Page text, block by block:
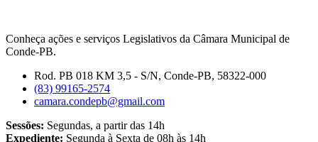
Conheça ações e serviços Legislativos da Câmara Municipal de
Conde-PB.
Rod. PB 018 KM 3,5 - S/N, Conde-PB, 58322-000
(83) 99165-2574
camara.condepb@gmail.com
Sessões: Segundas, a partir das 14h
Expediente: Segunda à Sexta de 08h às 14h